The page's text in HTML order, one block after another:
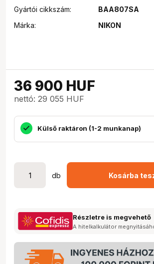
Gyártói cikkszám:
BAA807SA
Márka:
NIKON
36 900 HUF
nettó: 29 055 HUF
Külső raktáron (1-2 munkanap)
db Kosárba
Részletre is megvehető
A hitelkalkulátor